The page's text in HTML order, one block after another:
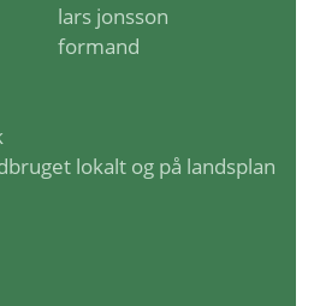
lars jonsson
formand
lokalt og på landsplan